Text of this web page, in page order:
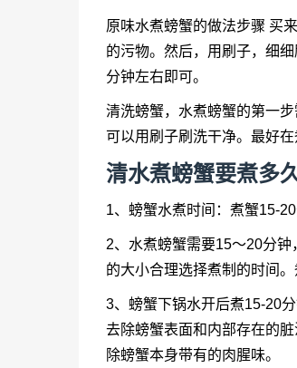
原味水煮螃蟹的做法步骤 买
的污物。然后，用刷子，细
分钟左右即可。
清洗螃蟹，水煮螃蟹的第一
可以用刷子刷洗干净。最好
清水煮螃蟹要煮多
1、螃蟹水煮时间：煮蟹15-
2、水煮螃蟹需要15～20分
的大小合理选择煮制的时间
3、螃蟹下锅水开后煮15-20
去除螃蟹表面和内部存在的
除螃蟹本身带有的肉腥味。